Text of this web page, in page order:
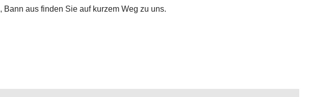
, Bann aus finden Sie auf kurzem Weg zu uns.